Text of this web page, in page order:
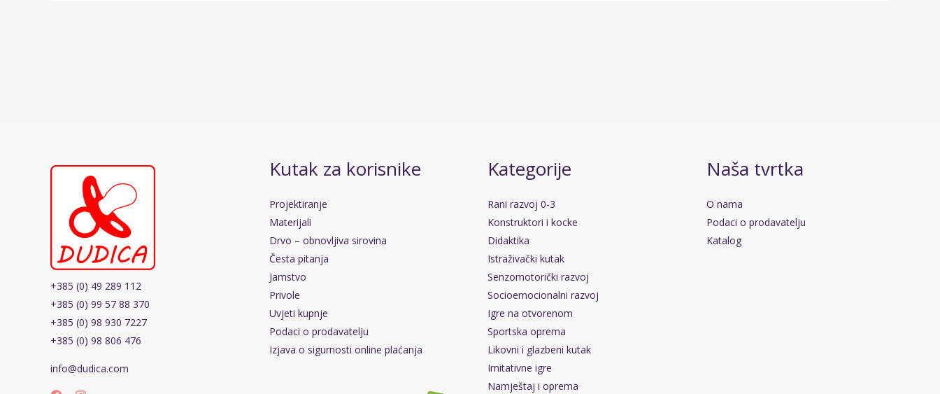
+385 (0) 49 289 112
+385 (0) 99 57 88 370
+385 (0) 98 930 7227
+385 (0) 98 806 476
info@dudica.com
Kutak za korisnike
Projektiranje
Materijali
Drvo – obnovljiva sirovina
Česta pitanja
Jamstvo
Privole
Uvjeti kupnje
Podaci o prodavatelju
Izjava o sigurnosti online plaćanja
Kategorije
Rani razvoj 0-3
Konstruktori i kocke
Didaktika
Istraživački kutak
Senzomotorički razvoj
Socioemocionalni razvoj
Igre na otvorenom
Sportska oprema
Likovni i glazbeni kutak
Imitativne igre
Namještaj i oprema
Naša tvrtka
O nama
Podaci o prodavatelju
Katalog